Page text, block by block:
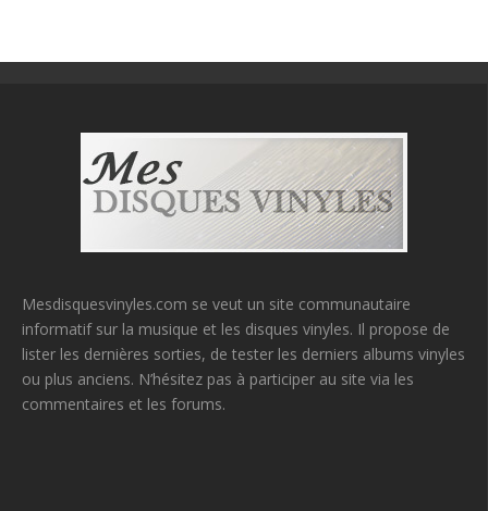
Mesdisquesvinyles.com se veut un site communautaire
informatif sur la musique et les disques vinyles. Il propose de
lister les dernières sorties, de tester les derniers albums vinyles
ou plus anciens. N’hésitez pas à participer au site via les
commentaires et les forums.